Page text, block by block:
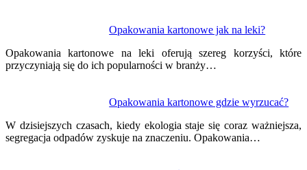
Opakowania kartonowe jak na leki?
Opakowania kartonowe na leki oferują szereg korzyści, które
przyczyniają się do ich popularności w branży…
Opakowania kartonowe gdzie wyrzucać?
W dzisiejszych czasach, kiedy ekologia staje się coraz ważniejsza,
segregacja odpadów zyskuje na znaczeniu. Opakowania…